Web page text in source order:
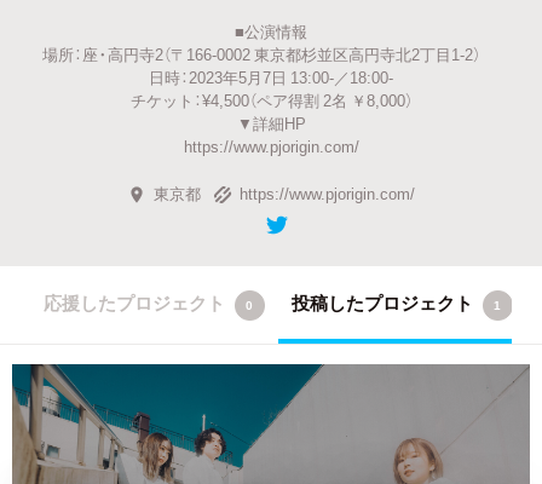
■公演情報
場所：座・高円寺2（〒166-0002 東京都杉並区高円寺北2丁目1-2）
日時：2023年5月7日 13:00-／18:00-
チケット：¥4,500（ペア得割 2名 ￥8,000）
▼詳細HP
https://www.pjorigin.com/
東京都 https://www.pjorigin.com/
応援したプロジェクト 0 投稿したプロジェクト 1